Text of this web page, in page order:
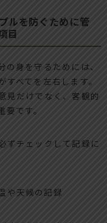
ルを防ぐために管
目
身を守るためには、
べてを左右します。
見だけでなく、客観的
です。
ずチェックして記録に
や天候の記録